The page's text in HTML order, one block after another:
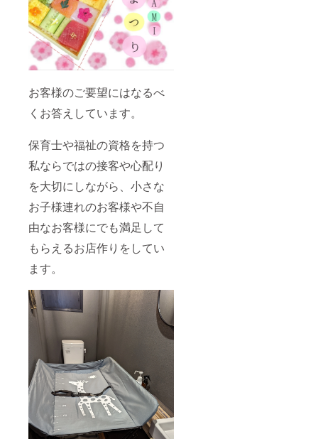
お客様のご要望にはなるべ
くお答えしています。
保育士や福祉の資格を持つ
私ならではの接客や心配り
を大切にしながら、小さな
お子様連れのお客様や不自
由なお客様にでも満足して
もらえるお店作りをしてい
ます。